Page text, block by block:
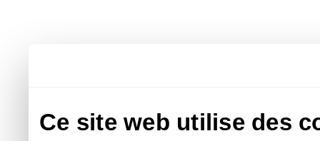
Ce site web utilise des